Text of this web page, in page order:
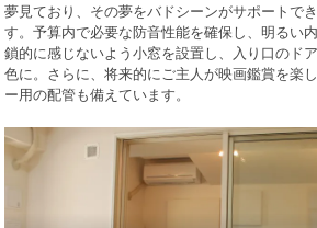
夢見ており、その夢をバドシーンがサポートで
す。予算内で必要な防音性能を確保し、明るい
鎖的に感じないよう小窓を設置し、入り口のド
色に。さらに、将来的にご主人が映画鑑賞を楽
ー用の配管も備えています。